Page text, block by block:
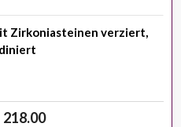
Zirkoniasteinen verziert,
218.00